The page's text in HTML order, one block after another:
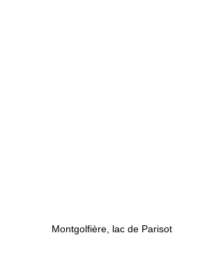
Montgolfière, lac de Parisot